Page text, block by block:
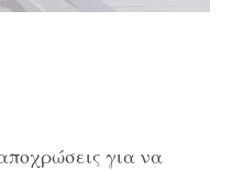
για να